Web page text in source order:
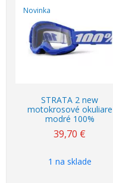
Novinka
STRATA 2 new
motokrosové okuliare
modré 100%
39,70 €
1 na sklade